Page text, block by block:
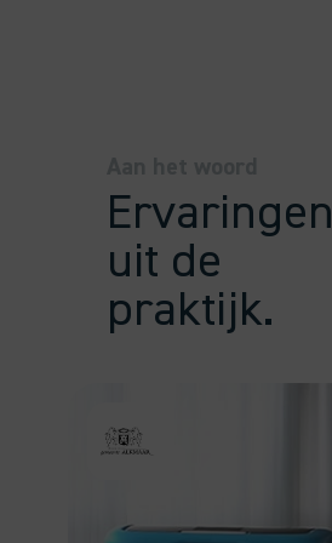
Ervaringen
uit de
praktijk.